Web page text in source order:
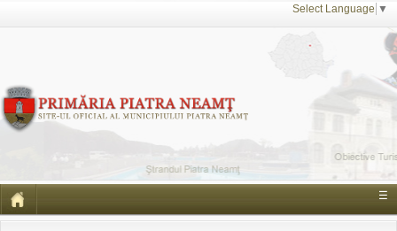
Select Language ▼
☰